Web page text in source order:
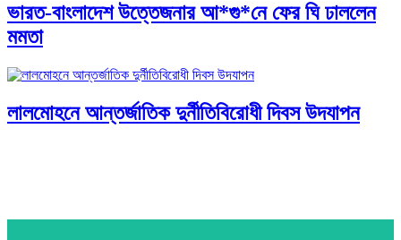
ভারত-বাংলাদেশ উত্তেজনার আ*গু*নে ফের ঘি ঢাললেন
মমতা
লালমোহনে আন্তর্জাতিক দুর্নীতিবিরোধী দিবস উদযাপন